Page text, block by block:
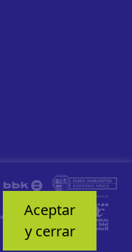
Aceptar
y cerrar